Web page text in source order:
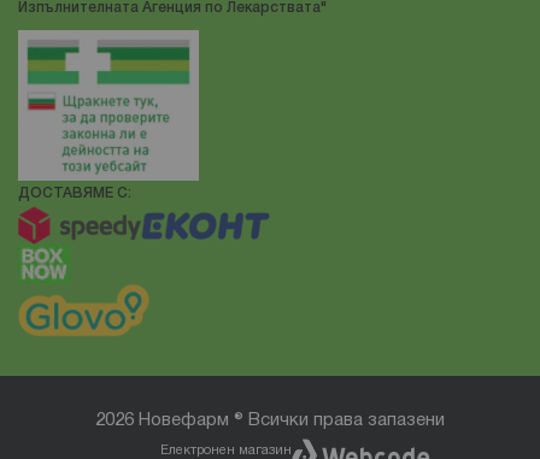
Изпълнителната Агенция по Лекарствата"
ДОСТАВЯМЕ С:
2026 Новефарм ® Всички права запазени
Електронен магазин